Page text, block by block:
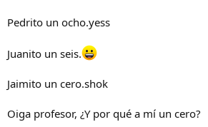
Pedrito un ocho.yess
Juanito un seis.
Jaimito un cero.shok
Oiga profesor, ¿Y por qué a mí un cero?